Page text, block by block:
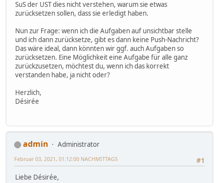
SuS der UST dies nicht verstehen, warum sie etwas
zurücksetzen sollen, dass sie erledigt haben.
Nun zur Frage: wenn ich die Aufgaben auf unsichtbar stelle
und ich dann zurücksetze, gibt es dann keine Push-Nachricht?
Das wäre ideal, dann könnten wir ggf. auch Aufgaben so
zurücksetzen. Eine Möglichkeit eine Aufgabe für alle ganz
zurückzusetzen, möchtest du, wenn ich das korrekt
verstanden habe, ja nicht oder?
Herzlich,
Désirée
admin
Administrator
#1
Februar 03, 2021, 01:12:00 NACHMITTAGS
Liebe Désirée,